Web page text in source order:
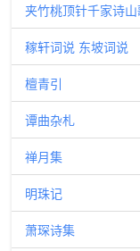
夹竹桃顶针千家诗山
稼轩词说 东坡词说
檀青引
谭曲杂札
禅月集
明珠记
萧琛诗集